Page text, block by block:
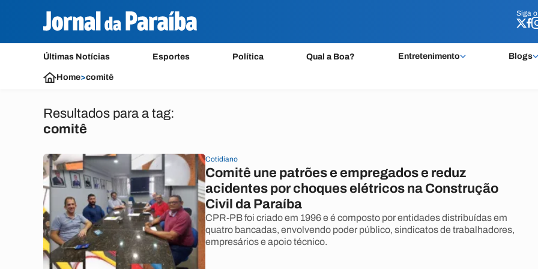
Siga o
Últimas Notícias Esportes Política Qual a Boa? Entretenimento Blogs
Siga o
Home>comitê
Resultados para a tag:
comitê
Cotidiano
Comitê une patrões e empregados e reduz
acidentes por choques elétricos na Construção
Civil da Paraíba
CPR-PB foi criado em 1996 e é composto por entidades distribuídas em
quatro bancadas, envolvendo poder público, sindicatos de trabalhadores,
empresários e apoio técnico.